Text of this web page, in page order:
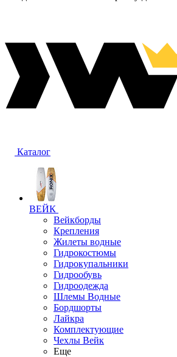
Каталог
ВЕЙК
Вейкборды
Крепления
Жилеты водные
Гидрокостюмы
Гидрокупальники
Гидрообувь
Гидроодежда
Шлемы Водные
Бордшорты
Лайкра
Комплектующие
Чехлы Вейк
Еще